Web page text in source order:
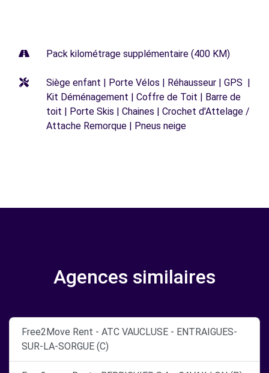
Pack kilométrage supplémentaire (400 KM)
Siège enfant | Porte Vélos | Réhausseur | GPS |
Kit Déménagement | Coffre de Toit | Barre de
toit | Porte Skis | Chaines | Crochet d'Attelage /
Attache Remorque | Pneus neige
Agences similaires
Free2Move Rent - ATC VAUCLUSE - ENTRAIGUES-
SUR-LA-SORGUE (C)